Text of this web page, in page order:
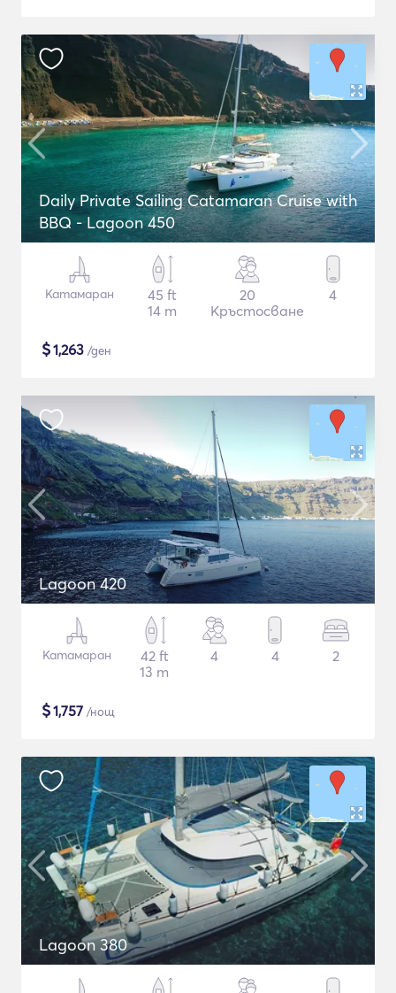
Daily Private Sailing Catamaran Cruise with
BBQ - Lagoon 450
Катамаран
45 ft
14 m
20
Кръстосване
4
$1,263 /ден
Lagoon 420
Катамаран
42 ft
13 m
4 4 2
$1,757 /нощ
Lagoon 380